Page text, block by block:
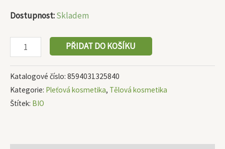
Dostupnost:Skladem
PŘIDAT DO KOŠÍKU
Katalogové číslo: 8594031325840
Kategorie: Pleťová kosmetika, Tělová kosmetika
Štítek: BIO